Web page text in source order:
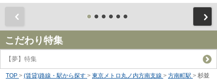
こだわり特集
【夢】特集
TOP > (賃貸)路線・駅から探す > 東京メトロ丸ノ内方南支線 > 方南町駅 > 杉並